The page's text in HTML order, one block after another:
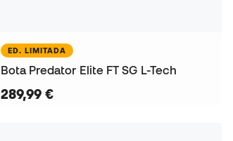
ED. LIMITADA
Bota Predator Elite FT SG L-Tech
289,99 €